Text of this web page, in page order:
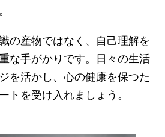
の産物ではなく、自己理解を
な手がかりです。日々の生活
を活かし、心の健康を保つた
トを受け入れましょう。